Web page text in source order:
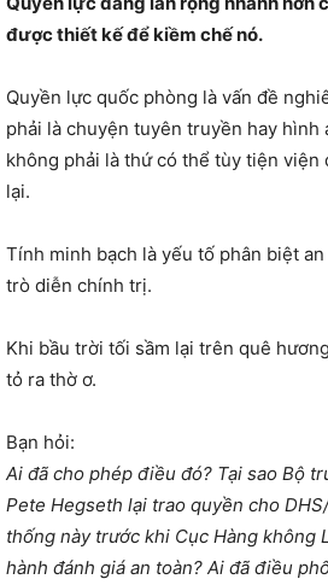
được thiết kế để kiềm chế nó.
Quyền lực quốc phòng là vấn đề
phải là chuyện tuyên truyền hay hình
không phải là thứ có thể tùy tiện viện
lại.
Tính minh bạch là yếu tố phân biệt
trò diễn chính trị.
Khi bầu trời tối sầm lại trên quê
tỏ ra thờ ơ.
Bạn hỏi:
Ai đã cho phép điều đó? Tại sao Bộ
Pete Hegseth lại trao quyền cho
thống này trước khi Cục Hàng không
hành đánh giá an toàn? Ai đã điều